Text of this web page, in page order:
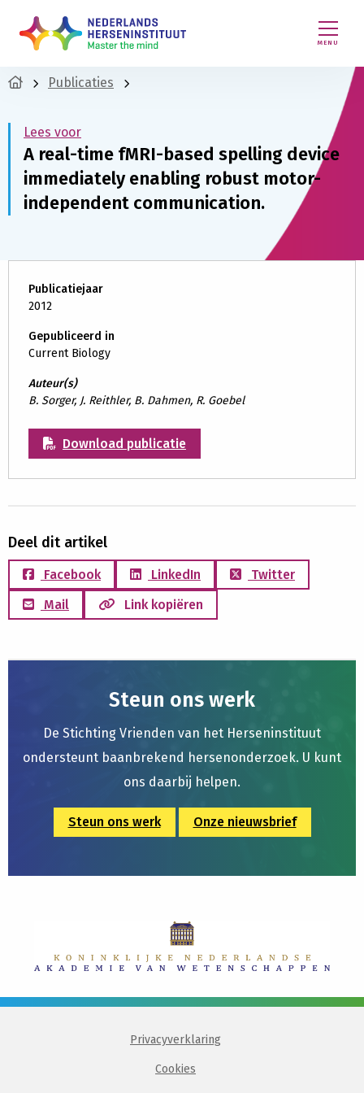
MENU
Publicaties
Lees voor
A real-time fMRI-based spelling device
immediately enabling robust motor-
independent communication.
Publicatiejaar
2012
Gepubliceerd in
Current Biology
Auteur(s)
B. Sorger, J. Reithler, B. Dahmen, R. Goebel
Download publicatie
Deel dit artikel
Facebook LinkedIn
Twitter
Mail
Link kopiëren
Steun ons werk
De Stichting Vrienden van het Herseninstituut
ondersteunt baanbrekend hersenonderzoek. U kunt
ons daarbij helpen.
Steun ons werk Onze nieuwsbrief
Privacyverklaring
Cookies